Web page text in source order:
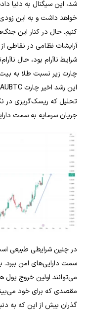
شد، این سیگنال به دنیا
خواهد داشت و به این
کنیم. حال در کنار این
شرایط ناآرام بود، حال
چارت زیر نسبت طلا به
تحلیل که ریسک‌‌گریزی در
جریان سرمایه به سمت
در چنین شرایطی طبیعی
سمت دارایی‌های امن ببرد.
می‌توانند اولین خروج پول
مقصدی که برای خود
گذران بیش از این که به